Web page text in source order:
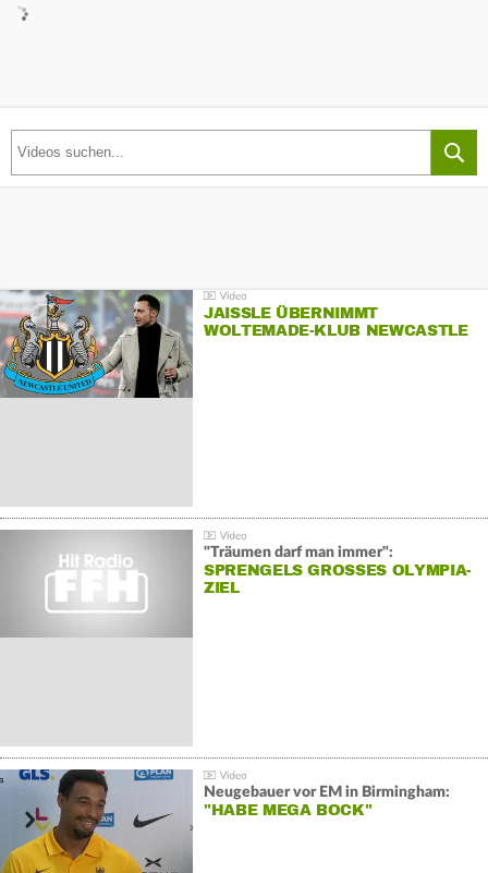
JAISSLE ÜBERNIMMT
WOLTEMADE-KLUB NEWCASTLE
"Träumen darf man immer":
SPRENGELS GROSSES OLYMPIA-Z
IEL
Neugebauer vor EM in Birmingham:
"HABE MEGA BOCK"